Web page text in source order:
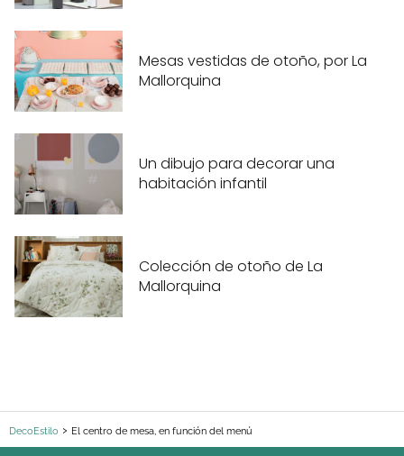
Mesas vestidas de otoño, por La
Mallorquina
Un dibujo para decorar una
habitación infantil
Colección de otoño de La
Mallorquina
DecoEstilo El centro de mesa, en función del menú